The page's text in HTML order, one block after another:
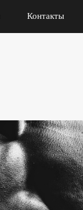
Контакты